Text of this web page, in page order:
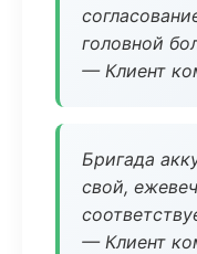
головной
— Клиент
Бригада
свой,
— Клиент